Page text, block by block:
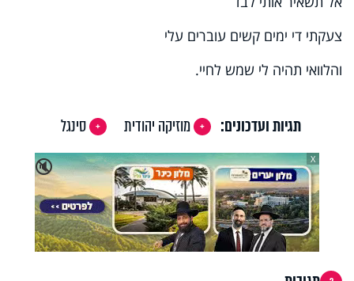
צעקתי די ימים קשים עוברים עלי
והלוואי תהיה לי שמש לחיי.
תגיות ועדכונים: מוזיקה יהודית
סינגל
🔇
X